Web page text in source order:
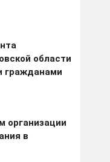
области
гражданами
организации
в